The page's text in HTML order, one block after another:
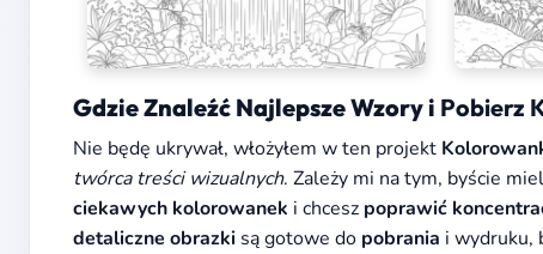
Gdzie Znaleźć Najlepsze Wzory i Pobierz
Nie będę ukrywał, włożyłem w ten projekt
twórca treści wizualnych. Zależy mi na tym, byście
ciekawych kolorowanek i chcesz poprawić
detaliczne obrazki są gotowe do pobrania i wydruku,